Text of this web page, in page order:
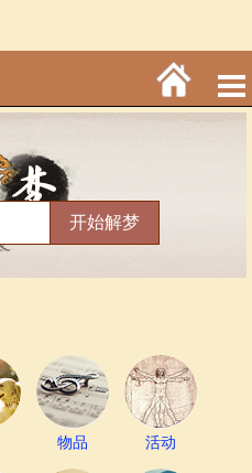
物品 活动